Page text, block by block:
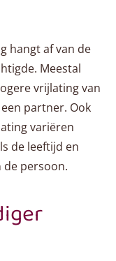
hangt af van de
Meestal
vrijlating van
partner. Ook
variëren
de leeftijd en
de persoon.